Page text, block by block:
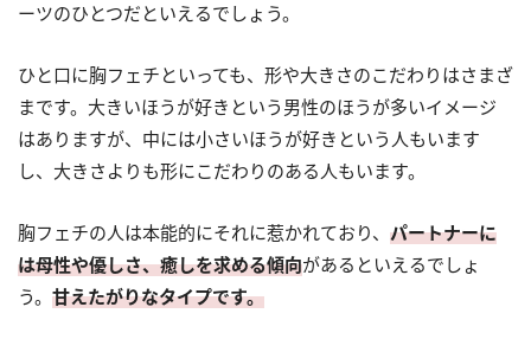
ーツのひとつだといえるでしょう。
ひと口に胸フェチといっても、形や大きさのこだわりはさまざ
まです。大きいほうが好きという男性のほうが多いイメージ
はありますが、中には小さいほうが好きという人もいます
し、大きさよりも形にこだわりのある人もいます。
胸フェチの人は本能的にそれに惹かれており、 パートナーに
は母性や優しさ、癒しを求める傾向があるといえるでしょ
う。 甘えたがりなタイプです。